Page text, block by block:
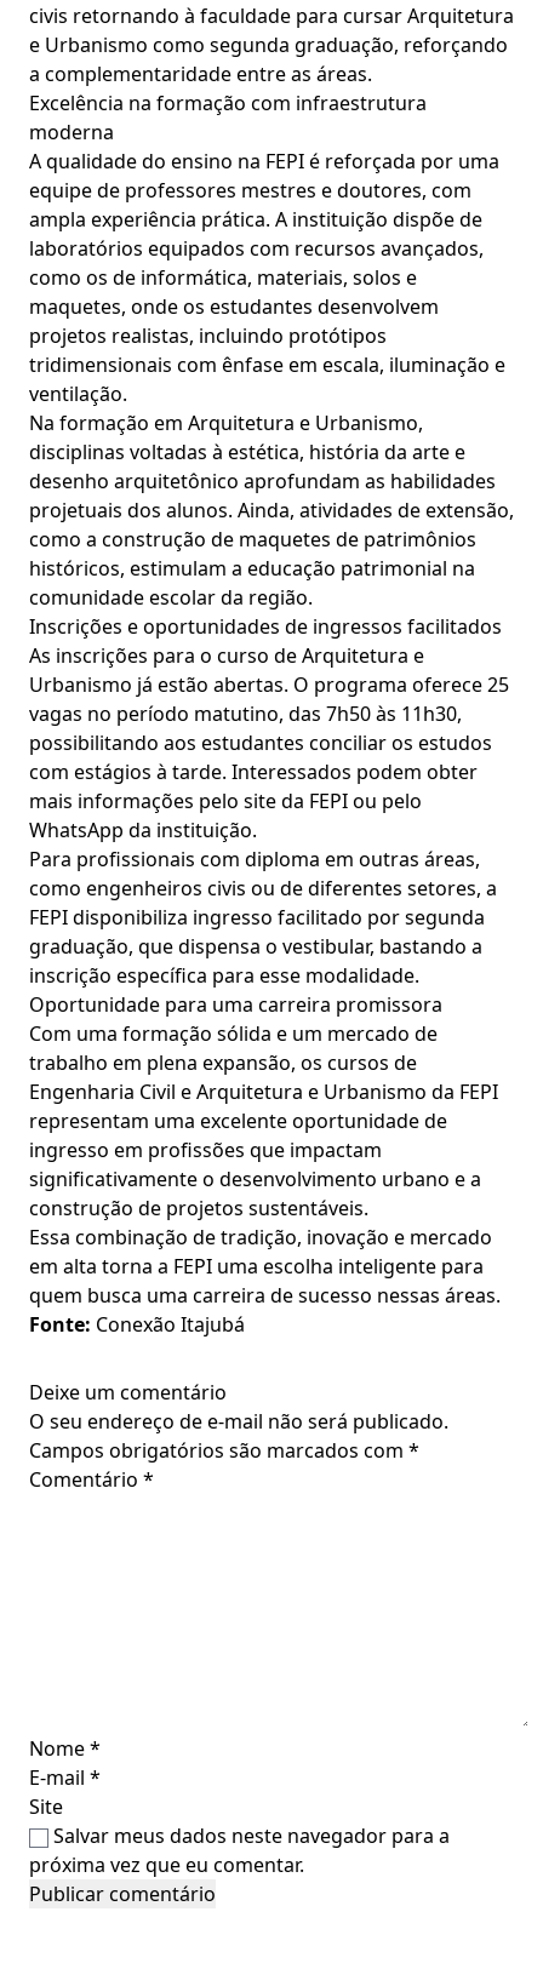
civis retornando à faculdade para cursar Arquitetura
e Urbanismo como segunda graduação, reforçando
a complementaridade entre as áreas.
Excelência na formação com infraestrutura
moderna
A qualidade do ensino na FEPI é reforçada por uma
equipe de professores mestres e doutores, com
ampla experiência prática. A instituição dispõe de
laboratórios equipados com recursos avançados,
como os de informática, materiais, solos e
maquetes, onde os estudantes desenvolvem
projetos realistas, incluindo protótipos
tridimensionais com ênfase em escala, iluminação e
ventilação.
Na formação em Arquitetura e Urbanismo,
disciplinas voltadas à estética, história da arte e
desenho arquitetônico aprofundam as habilidades
projetuais dos alunos. Ainda, atividades de extensão,
como a construção de maquetes de patrimônios
históricos, estimulam a educação patrimonial na
comunidade escolar da região.
Inscrições e oportunidades de ingressos facilitados
As inscrições para o curso de Arquitetura e
Urbanismo já estão abertas. O programa oferece 25
vagas no período matutino, das 7h50 às 11h30,
possibilitando aos estudantes conciliar os estudos
com estágios à tarde. Interessados podem obter
mais informações pelo site da FEPI ou pelo
WhatsApp da instituição.
Para profissionais com diploma em outras áreas,
como engenheiros civis ou de diferentes setores, a
FEPI disponibiliza ingresso facilitado por segunda
graduação, que dispensa o vestibular, bastando a
inscrição específica para esse modalidade.
Oportunidade para uma carreira promissora
Com uma formação sólida e um mercado de
trabalho em plena expansão, os cursos de
Engenharia Civil e Arquitetura e Urbanismo da FEPI
representam uma excelente oportunidade de
ingresso em profissões que impactam
significativamente o desenvolvimento urbano e a
construção de projetos sustentáveis.
Essa combinação de tradição, inovação e mercado
em alta torna a FEPI uma escolha inteligente para
quem busca uma carreira de sucesso nessas áreas.
Fonte: Conexão Itajubá
Deixe um comentário
O seu endereço de e-mail não será publicado.
Campos obrigatórios são marcados com *
Comentário *
Nome*
E-mail *
Site
Salvar meus dados neste navegador para a
próxima vez que eu comentar.